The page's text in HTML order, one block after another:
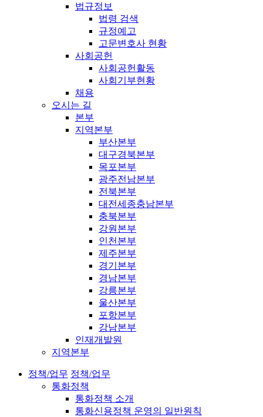
법규정보
법령 검색
규정예고
고문변호사 현황
사회공헌
사회공헌활동
사회기부현황
채용
오시는 길
본부
지역본부
부산본부
대구경북본부
목포본부
광주전남본부
전북본부
대전세종충남본부
충북본부
강원본부
인천본부
제주본부
경기본부
경남본부
강릉본부
울산본부
포항본부
강남본부
인재개발원
지역본부
정책/업무 정책/업무
통화정책
통화정책 소개
통화신용정책 운영의 일반원칙